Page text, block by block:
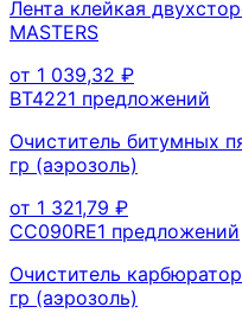
Лента клейкая
MASTERS
от 1 039,32 ₽
BT4221 предложений
Очиститель битумных
гр (аэрозоль)
от 1 321,79 ₽
CC090RE1 предложений
Очиститель
гр (аэрозоль)